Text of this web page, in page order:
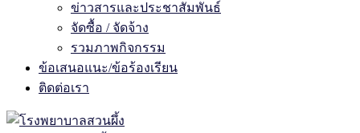
ข่าวสารและประชาสัมพันธ์
จัดซื้อ / จัดจ้าง
รวมภาพกิจกรรม
ข้อเสนอแนะ/ข้อร้องเรียน
ติดต่อเรา